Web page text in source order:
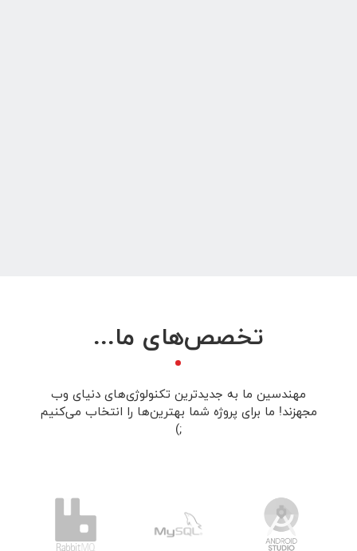
تخصص‌های ما...
مهندسین ما به جدیدترین تکنولوژی‌های دنیای وب
مجهزند! ما برای پروژه شما بهترین‌ها را انتخاب می‌کنیم
;)